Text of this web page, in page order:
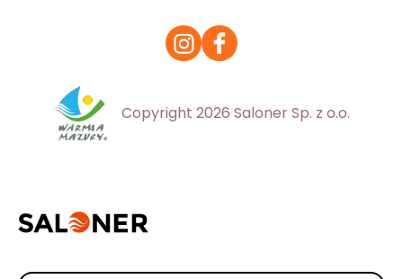
Copyright 2026 Saloner Sp. z o.o.